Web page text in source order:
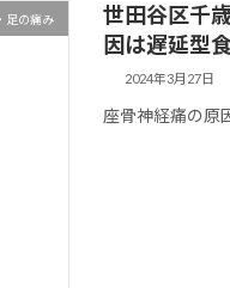
足の痛み
世田谷区千
因は遅延型
2024年3月27日
座骨神経痛の原